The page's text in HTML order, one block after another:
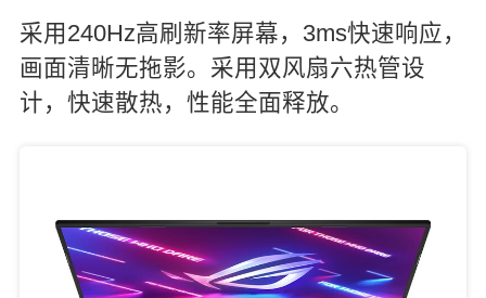
采用240Hz高刷新率屏幕，3ms快速响应，
画面清晰无拖影。采用双风扇六热管设
计，快速散热，性能全面释放。